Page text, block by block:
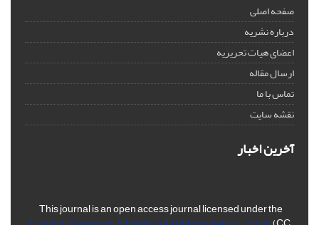
صفحه اصلی
درباره نشریه
اعضای هیات تحریریه
ارسال مقاله
تماس با ما
نقشه سایت
آخرین اخبار
This journal is an open access journal licensed under the